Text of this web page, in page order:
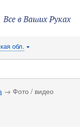
Все в Ваших Руках
обл. {
→ Фото / видео